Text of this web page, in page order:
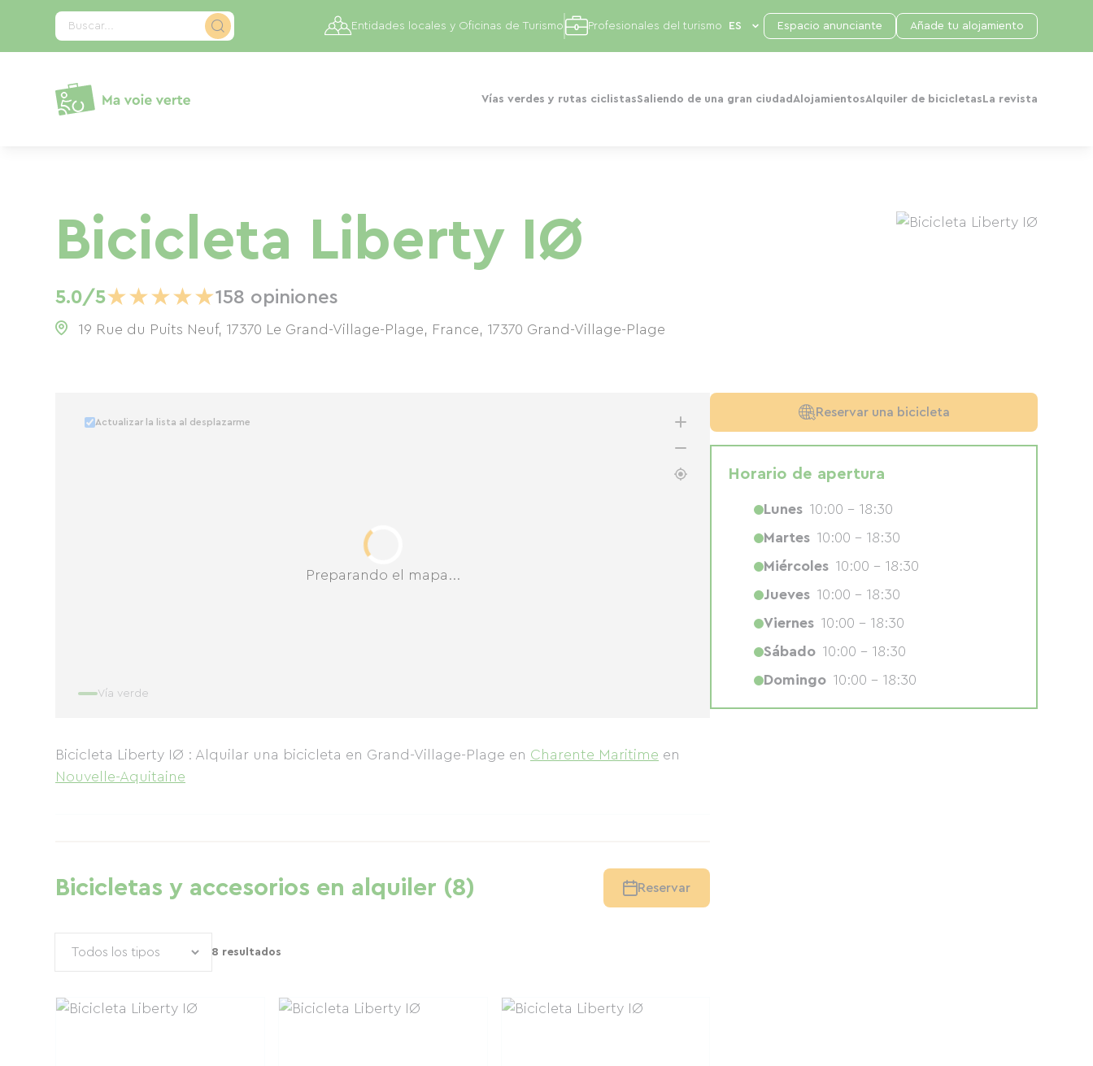
Buscar...
Vías verdes y rutas ciclistasSaliendo de una gran ciudad AlojamientosAlquiler de bicicletas La revista
Entidades locales y Oficinas de Turismo Profesionales del turismo Espacio anunciante Añade tu alojamiento
Bicicleta Liberty IØ
5.0/5★★★★★158 opiniones
19 Rue du Puits Neuf, 17370 Le Grand-Village-Plage, France, 17370 Grand-Village-Plage
Preparando el mapa...
Actualizar la lista al desplazarme
Vía verde
Bicicleta Liberty IØ : Alquilar una bicicleta en Grand-Village-Plage en Charente Maritime en
Nouvelle-Aquitaine
Bicicletas y accesorios en alquiler (8) Reservar
8 resultados
Reservar una bicicleta
Horario de apertura
Lunes 10:00 - 18:30
Martes 10:00 - 18:30
Miércoles 10:00 - 18:30
Jueves 10:00 - 18:30
Viernes 10:00 - 18:30
Sábado 10:00 - 18:30
Domingo 10:00 - 18:30
Panel de gestión de cookies